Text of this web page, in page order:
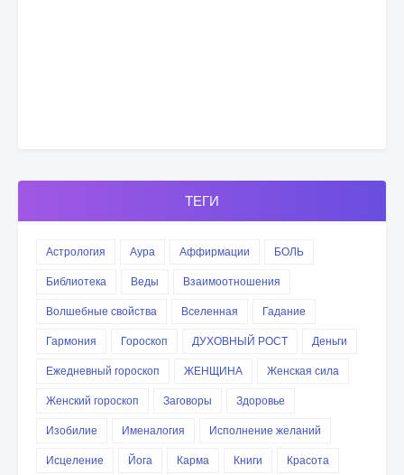
ТЕГИ
Астрология Аура Аффирмации
БОЛЬ
Библиотека
Веды
Взаимоотношения
Волшебные свойства
Вселенная
Гадание
Гармония
Гороскоп ДУХОВНЫЙ РОСТ
Деньги
Ежедневный гороскоп
ЖЕНЩИНА
Женская сила
Женский гороскоп
Заговоры
Здоровье
Изобилие
Именалогия
Исполнение желаний
Исцеление
Йога Карма Книги
Красота